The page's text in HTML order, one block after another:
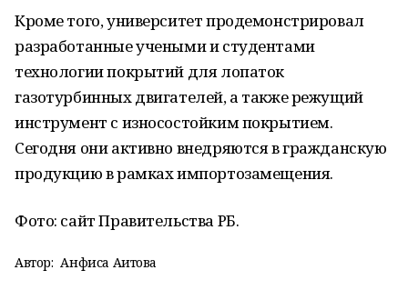
Кроме того, университет продемонстрировал
разработанные учеными и студентами
технологии покрытий для лопаток
газотурбинных двигателей, а также режущий
инструмент с износостойким покрытием.
Сегодня они активно внедряются в гражданскую
продукцию в рамках импортозамещения.
Фото: сайт Правительства РБ.
Автор: Анфиса Аитова